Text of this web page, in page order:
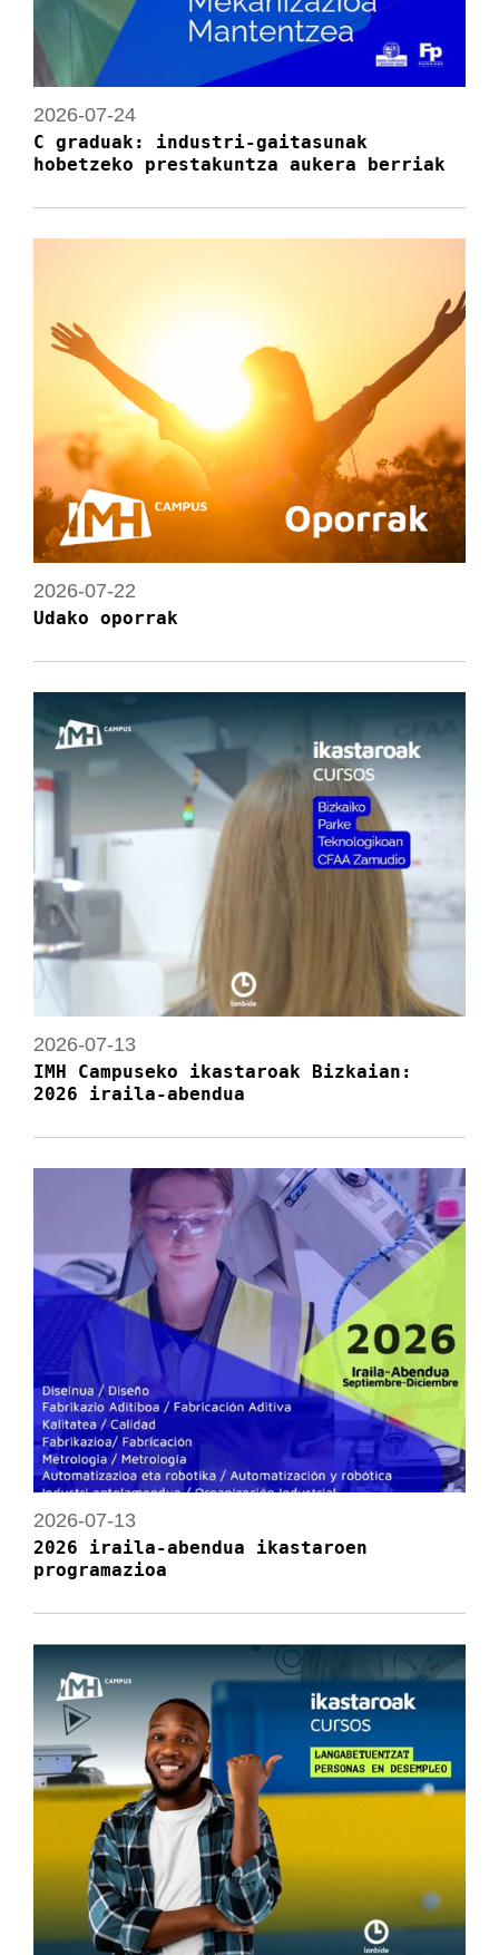
2026-07-24
C graduak: industri-gaitasunak
hobetzeko prestakuntza aukera berriak
2026-07-22
Udako oporrak
2026-07-13
IMH Campuseko ikastaroak Bizkaian:
2026 iraila-abendua
2026-07-13
2026 iraila-abendua ikastaroen
programazioa